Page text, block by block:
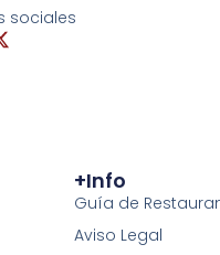
+info
Guía de
Aviso Legal
sociales